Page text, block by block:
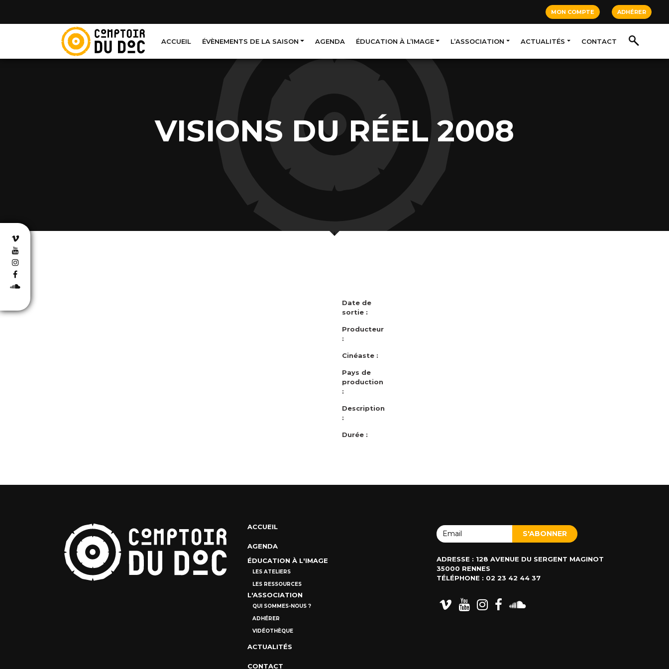
MON COMPTE ADHÉRER
ACCUEIL ÉVÈNEMENTS DE LA SAISON AGENDA ÉDUCATION À L’IMAGE L’ASSOCIATION ACTUALITÉS CONTACT
VISIONS DU RÉEL 2008
Date de
sortie :
Producteur
:
Cinéaste :
Pays de
production
:
Description
:
Durée :
ACCUEIL
AGENDA
ÉDUCATION À L'IMAGE
LES ATELIERS
LES RESSOURCES
L'ASSOCIATION
QUI SOMMES-NOUS ?
ADHÉRER
VIDÉOTHÈQUE
ACTUALITÉS
CONTACT
ADRESSE : 128 AVENUE DU SERGENT MAGINOT
35000 RENNES
TÉLÉPHONE : 02 23 42 44 37